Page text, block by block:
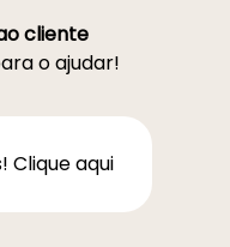
cliente
o ajudar!
aqui